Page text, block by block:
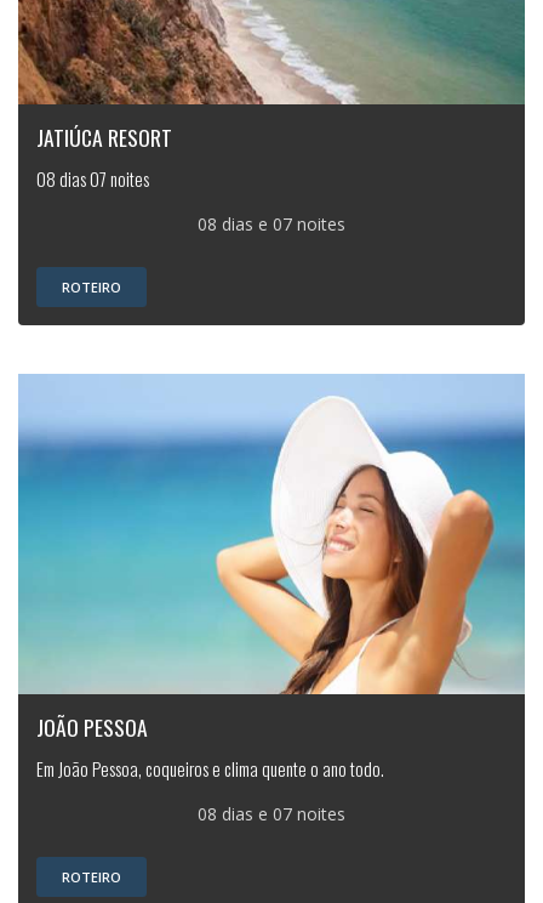
JATIÚCA RESORT
08 dias 07 noites
08 dias e 07 noites
ROTEIRO
JOÃO PESSOA
Em João Pessoa, coqueiros e clima quente o ano todo.
08 dias e 07 noites
ROTEIRO